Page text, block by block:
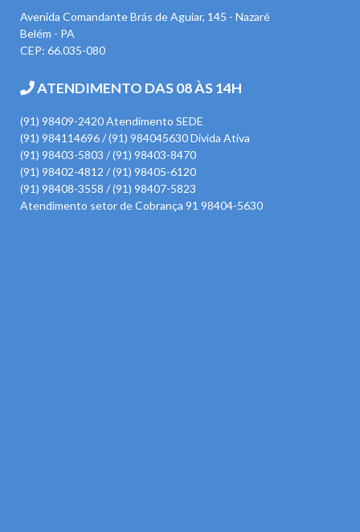
Avenida Comandante Brás de Aguiar, 145 - Nazaré
Belém - PA
CEP: 66.035-080
ATENDIMENTO DAS 08 ÀS 14H
(91) 98409-2420 Atendimento SEDE
(91) 984114696 / (91) 984045630 Divida Ativa
(91) 98403-5803 / (91) 98403-8470
(91) 98402-4812 / (91) 98405-6120
(91) 98408-3558 / (91) 98407-5823
Atendimento setor de Cobrança 91 98404-5630